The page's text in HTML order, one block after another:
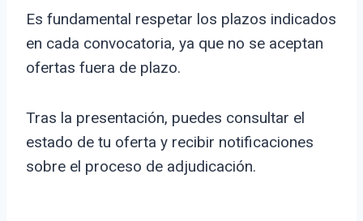
Es fundamental respetar los plazos indicados
en cada convocatoria, ya que no se aceptan
ofertas fuera de plazo.
Tras la presentación, puedes consultar el
estado de tu oferta y recibir notificaciones
sobre el proceso de adjudicación.